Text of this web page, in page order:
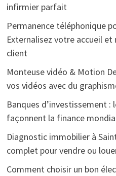
infirmier parfait
Permanence téléphonique
Externalisez votre accueil et
client
Monteuse vidéo & Motion
vos vidéos avec du
Banques d’investissement :
façonnent la finance
Diagnostic immobilier à
complet pour vendre ou
Comment choisir un bon